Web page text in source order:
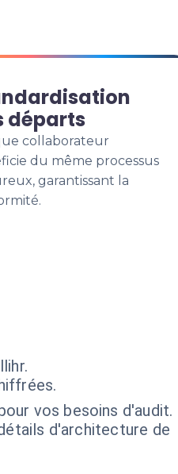
départs
collaborateur
du même processus
garantissant la
vos besoins d'audit.
d'architecture de